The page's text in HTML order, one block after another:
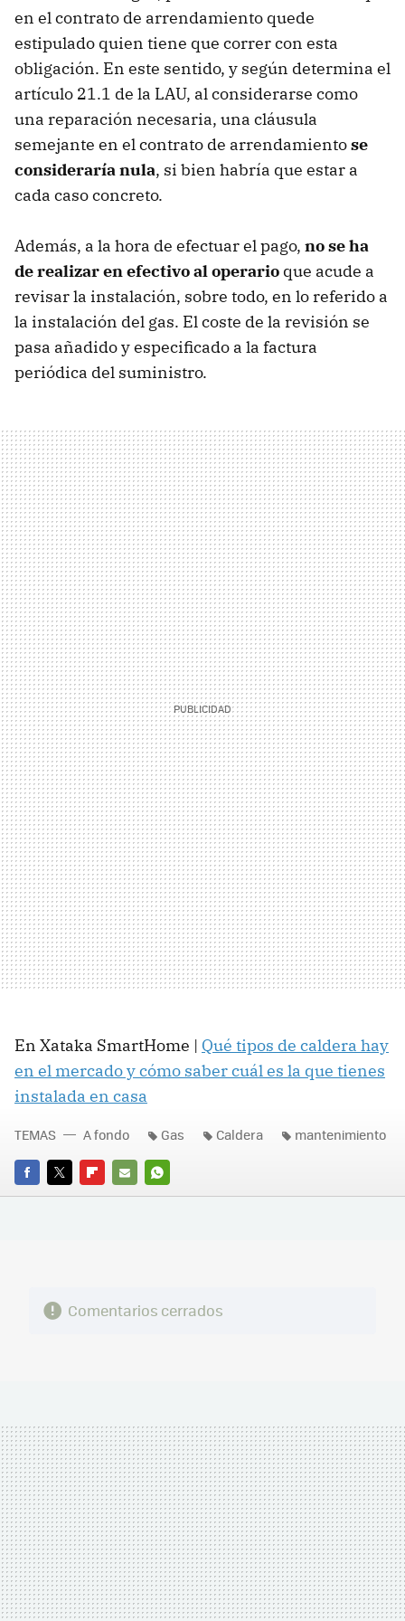
en el contrato de arrendamiento quede
estipulado quien tiene que correr con esta
obligación. En este sentido, y según determina el
artículo 21.1 de la LAU, al considerarse como
una reparación necesaria, una cláusula
semejante en el contrato de arrendamientose
consideraría nula, si bien habría que estar a
cada caso concreto.
Además, a la hora de efectuar el pago, no se ha
de realizar en efectivo al operario que acude a
revisar la instalación, sobre todo, en lo referido a
la instalación del gas. El coste de la revisión se
pasa añadido y especificado a la factura
periódica del suministro.
En Xataka SmartHome | Qué tipos de caldera hay
en el mercado y cómo saber cuál es la que tienes
instalada en casa
FACEBOOK
TWITTERFLIPBOARD
E-
WHATSAPP
TEMAS A fondo Gas Caldera mantenimiento
Comentarios cerrados